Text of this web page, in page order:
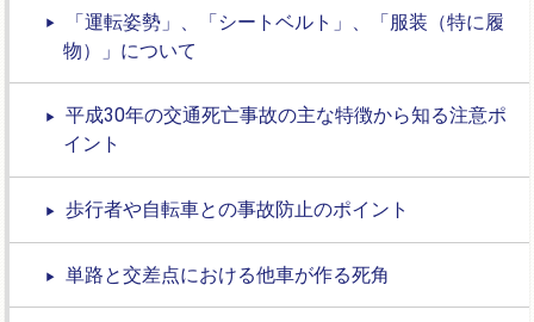
「運転姿勢」、「シートベルト」、「服装（特に履
物）」について
平成30年の交通死亡事故の主な特徴から知る注意ポ
イント
歩行者や自転車との事故防止のポイント
単路と交差点における他車が作る死角